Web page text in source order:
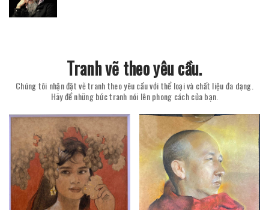
Tranh vẽ theo yêu cầu.
Chúng tôi nhận đặt vẽ tranh theo yêu cầu với thể loại và chất liệu đa dạng.
Hãy để những bức tranh nói lên phong cách của bạn.